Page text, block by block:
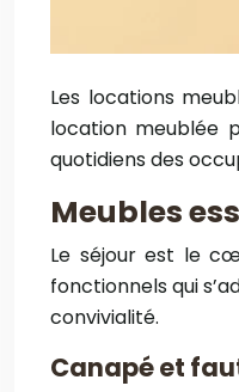
Les locations
location meublée
quotidiens des
Meubles
Le séjour est le
fonctionnels qui
convivialité.
Canapé et